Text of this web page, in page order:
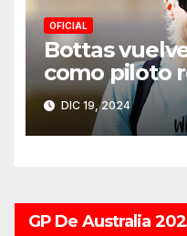
OFICIAL
Bottas
como piloto
DIC 19, 2024
GP De Australia